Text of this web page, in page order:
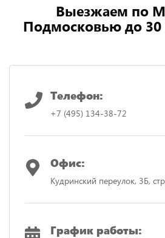
Выезжаем по
Подмосковью до
Телефон:
+7 (495) 134-38-72
Офис:
Кудринский переулок, 3Б,
График работы: